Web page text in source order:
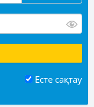
Есте сақтау